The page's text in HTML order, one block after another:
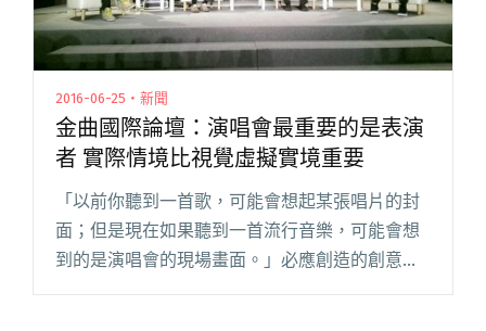
2016-06-25・新聞
金曲國際論壇：演唱會最重要的是表演
者 實際情境比視覺虛擬實境重要
「以前你聽到一首歌，可能會想起某張唱片的封
面；但是現在如果聽到一首流行音樂，可能會想
到的是演唱會的現場畫面。」必應創造的創意長